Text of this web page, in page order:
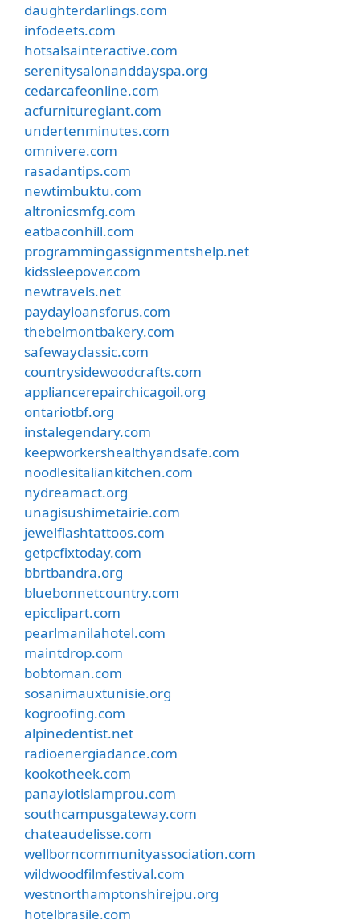
daughterdarlings.com
infodeets.com
hotsalsainteractive.com
serenitysalonanddayspa.org
cedarcafeonline.com
acfurnituregiant.com
undertenminutes.com
omnivere.com
rasadantips.com
newtimbuktu.com
altronicsmfg.com
eatbaconhill.com
programmingassignmentshelp.net
kidssleepover.com
newtravels.net
paydayloansforus.com
thebelmontbakery.com
safewayclassic.com
countrysidewoodcrafts.com
appliancerepairchicagoil.org
ontariotbf.org
instalegendary.com
keepworkershealthyandsafe.com
noodlesitaliankitchen.com
nydreamact.org
unagisushimetairie.com
jewelflashtattoos.com
getpcfixtoday.com
bbrtbandra.org
bluebonnetcountry.com
epicclipart.com
pearlmanilahotel.com
maintdrop.com
bobtoman.com
sosanimauxtunisie.org
kogroofing.com
alpinedentist.net
radioenergiadance.com
kookotheek.com
panayiotislamprou.com
southcampusgateway.com
chateaudelisse.com
wellborncommunityassociation.com
wildwoodfilmfestival.com
westnorthamptonshirejpu.org
hotelbrasile.com